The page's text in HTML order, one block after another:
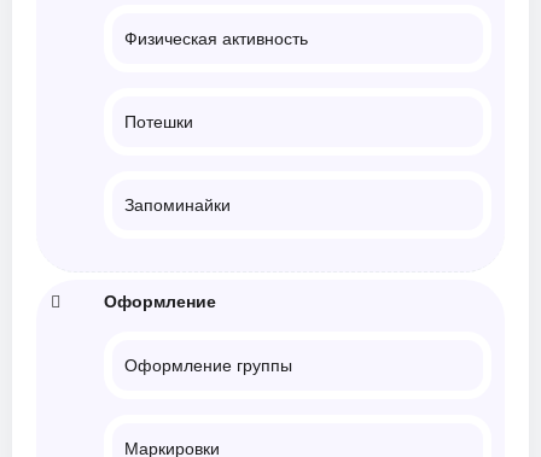
Физическая активность
Потешки
Запоминайки
Оформление
Оформление группы
Маркировки